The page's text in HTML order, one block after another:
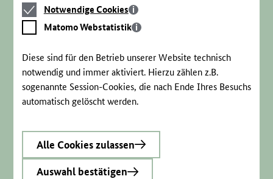
Notwendige
Cookies
Notwendige Cookies
Matomo
Webstatistik
Matomo Webstatistik
Diese sind für den Betrieb unserer Website technisch
notwendig und immer aktiviert. Hierzu zählen z.B.
sogenannte Session-Cookies, die nach Ende Ihres Besuchs
automatisch gelöscht werden.
Alle Cookies zulassen
Auswahl bestätigen